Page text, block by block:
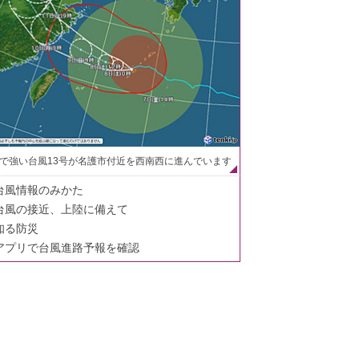
強い台風13号が名護市付近を西南西に進んでいます
風情報のみかた
風の接近、上陸に備えて
る防災
プリで台風進路予報を確認